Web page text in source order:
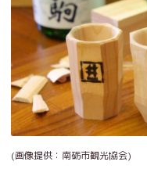
(画像提供：南砺市観光協会)